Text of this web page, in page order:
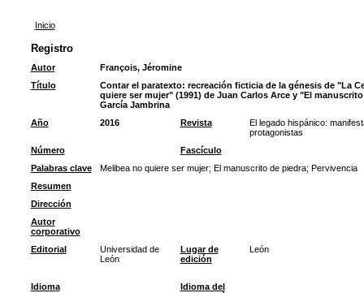
Inicio
Registro
Autor
François, Jéromine
Título
Contar el paratexto: recreación ficticia de la génesis de "La
quiere ser mujer" (1991) de Juan Carlos Arce y "El
García Jambrina
Año
2016 Revista
El legado hispánico:
protagonistas
Número
Fascículo
Palabras clave
Melibea no quiere ser mujer; El manuscrito de piedra; Pervivencia
Resumen
Dirección
Autor
corporativo
Editorial
Universidad de
León
Lugar de
edición
León
Idioma
Idioma del